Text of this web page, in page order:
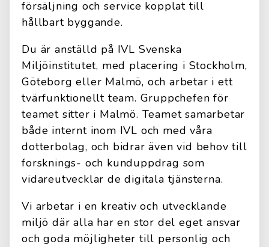
försäljning och service kopplat till
hållbart byggande.
Du är anställd på IVL Svenska
Miljöinstitutet, med placering i Stockholm,
Göteborg eller Malmö, och arbetar i ett
tvärfunktionellt team. Gruppchefen för
teamet sitter i Malmö. Teamet samarbetar
både internt inom IVL och med våra
dotterbolag, och bidrar även vid behov till
forsknings- och kunduppdrag som
vidareutvecklar de digitala tjänsterna.
Vi arbetar i en kreativ och utvecklande
miljö där alla har en stor del eget ansvar
och goda möjligheter till personlig och